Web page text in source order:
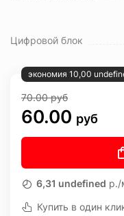
Цифровой блок
экономия 10,00
70.00руб
60.00 руб
6,31 undefined р./
Купить в один